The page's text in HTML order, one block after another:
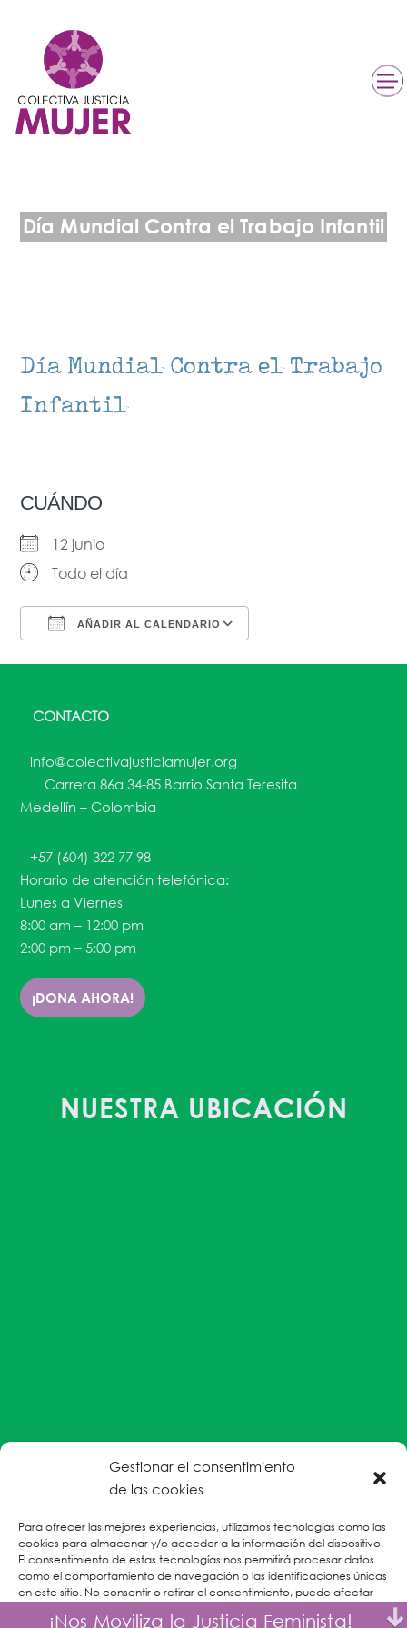
Gestionar el consentimiento
de las cookies
Para ofrecer las mejores experiencias, utilizamos tecnologías como las
cookies para almacenar y/o acceder a la información del dispositivo.
El consentimiento de estas tecnologías nos permitirá procesar datos
como el comportamiento de navegación o las identificaciones únicas
en este sitio. No consentir o retirar el consentimiento, puede afectar
Día Mundial Contra el Trabajo Infantil
Día Mundial Contra el Trabajo
Infantil
CUÁNDO
12 junio
Todo el día
AÑADIR AL CALENDARIO
CONTACTO
info@colectivajusticiamujer.org
Carrera 86a 34-85 Barrio Santa Teresita
Medellín – Colombia
+57 (604) 322 77 98
Horario de atención telefónica:
Lunes a Viernes
8:00 am – 12:00 pm
2:00 pm – 5:00 pm
¡DONA AHORA!
NUESTRA UBICACIÓN
#EnColectiva estamos comprometidas con la
parte del personal humanitario hacia personas
refugiadas, migrantes desplazadas internas y/o
victimas sobrevivientes de Violencias Basadas en
Género.
¡Nos Moviliza la Justicia Feminista!